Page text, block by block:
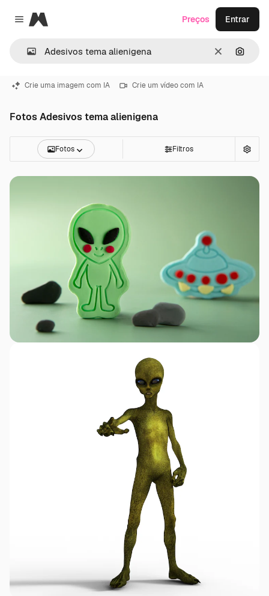
Close menu
Magnific
Limpar
Preços Entrar
Crie uma imagem com IA Crie um vídeo com IA
Fotos Adesivos tema alienigena
Fotos Filtros